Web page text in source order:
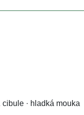
cibule · hladká mouka